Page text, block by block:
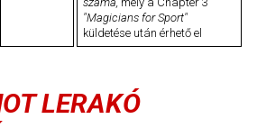
"Magicians for Sport"
küldetése után érhető el
LERAKÓ